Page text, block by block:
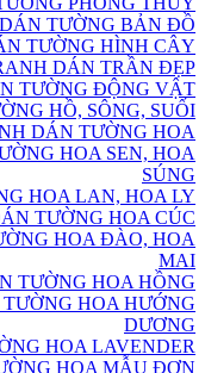
TƯỜNG BẢN ĐỒ
TƯỜNG HÌNH CÂY
DÁN TRẦN ĐẸP
TƯỜNG ĐỘNG VẬT
HỒ, SÔNG, SUỐI
DÁN TƯỜNG HOA
HOA SEN, HOA
SÚNG
HOA LAN, HOA LY
TƯỜNG HOA CÚC
HOA ĐÀO, HOA
MAI
TƯỜNG HOA HỒNG
HOA HƯỚNG
DƯƠNG
HOA LAVENDER
HOA MẪU ĐƠN